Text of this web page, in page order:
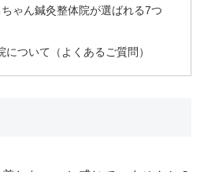
ゃん鍼灸整体院が選ばれる7つ
について（よくあるご質問）